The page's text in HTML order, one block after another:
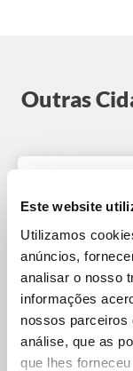
Este website
Utilizamos
anúncios,
analisar o nosso
informações
nossos parceiros
análise, que as
que lhes
Outras
Fukuoka